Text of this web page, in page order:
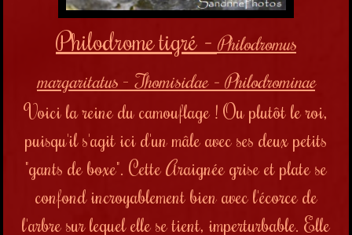
Philodrome tigré- Philodromus
margaritatus - Thomisidae - Philodrominae
Voici la reine du camouflage ! Ou plutôt le roi,
puisqu'il s'agit ici d'un mâle avec ses deux petits
"gants de boxe". Cette Araignée grise et plate se
confond incroyablement bien avec l'écorce de
l'arbre sur lequel elle se tient, imperturbable. Elle